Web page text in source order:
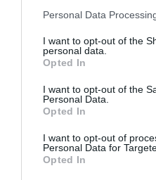
Please note that this
not limited to your visit or
grant or deny consent to
use your data for below
consent section.
Personal Data
I want to opt-out of the
personal data.
Opted In
I want to opt-out of the
Personal Data.
Opted In
I want to opt-out of
Personal Data for
Opted In